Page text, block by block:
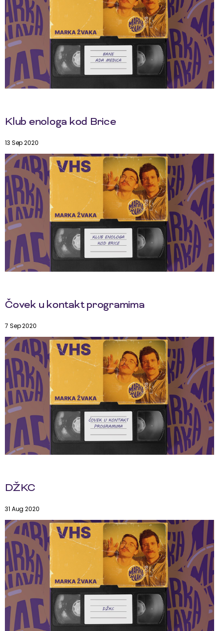
Klub enologa kod Brice
13 Sep 2020
Čovek u kontakt programima
7 Sep 2020
DŽKC
31 Aug 2020